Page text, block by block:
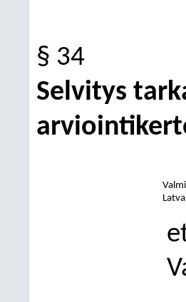
§ 34
Selvitys